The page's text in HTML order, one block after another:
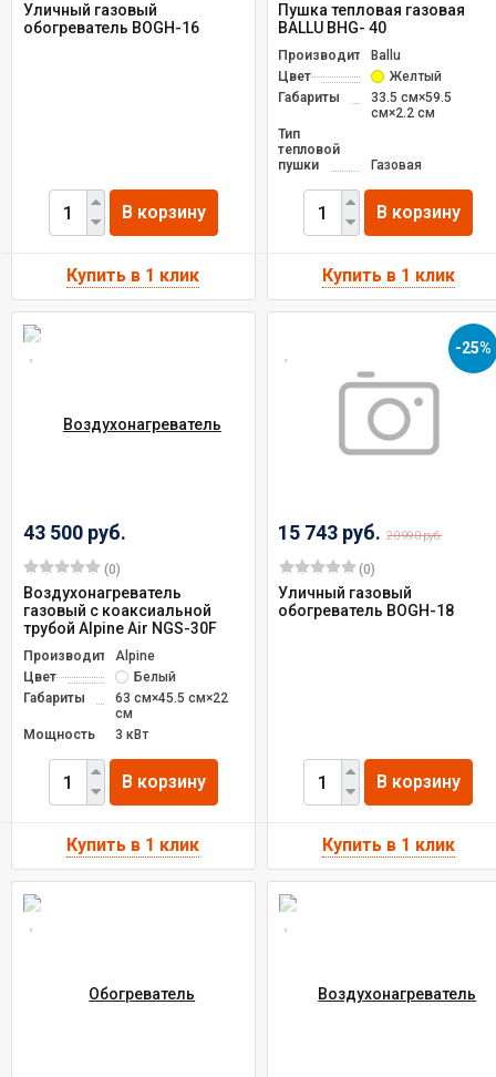
Уличный газовый
обогреватель BOGH-16
В корзину
Пушка тепловая газовая
BALLU BНG- 40
ПроизводительBallu
Цвет
Желтый
Габариты
33.5 см×59.5
см×2.2 см
Тип
тепловой
пушки
Газовая
В корзину
43 500 руб.
(0)
Воздухонагреватель
газовый с коаксиальной
трубой Alpine Air NGS-30F
ПроизводительAlpine
Цвет
Белый
Габариты
63 см×45.5 см×22
см
Мощность
3 кВт
В корзину
-25%
15 743 руб. 20 990 руб.
(0)
Уличный газовый
обогреватель BOGH-18
В корзину